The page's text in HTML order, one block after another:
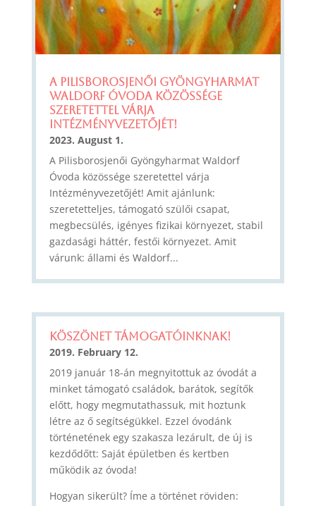
A Pilisborosjenői Gyöngyharmat
Waldorf Óvoda közössége
szeretettel várja
Intézményvezetőjét!
2023. August 1.
A Pilisborosjenői Gyöngyharmat Waldorf
Óvoda közössége szeretettel várja
Intézményvezetőjét! Amit ajánlunk:
szeretetteljes, támogató szülői csapat,
megbecsülés, igényes fizikai környezet, stabil
gazdasági háttér, festői környezet. Amit
várunk: állami és Waldorf...
Köszönet támogatóinknak!
2019. February 12.
2019 január 18-án megnyitottuk az óvodát a
minket támogató családok, barátok, segítők
előtt, hogy megmutathassuk, mit hoztunk
létre az ő segítségükkel. Ezzel óvodánk
történetének egy szakasza lezárult, de új is
kezdődőtt: Saját épületben és kertben
működik az óvoda!
Hogyan sikerült? Íme a történet röviden: